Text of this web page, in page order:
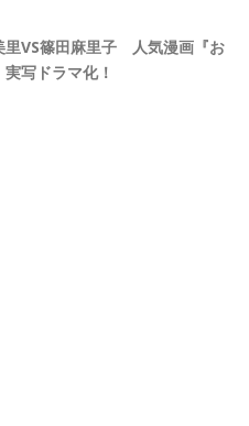
里VS篠田麻里子 人気漫画『お
実写ドラマ化！